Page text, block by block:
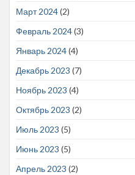
Март 2024(2)
Февраль 2024(3)
Январь 2024(4)
Декабрь 2023 (7)
Ноябрь 2023 (4)
Октябрь 2023 (2)
Июль 2023 (5)
Июнь 2023 (5)
Апрель 2023 (2)